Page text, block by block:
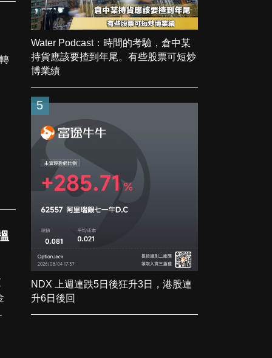
Water Podcast：時間的考驗，倉中某
持貨應該要揸到年尾。有些股票可短炒
博業績
5
NDX 上週連跌5日後狂升3日，港股連
升6日後回